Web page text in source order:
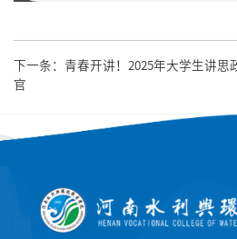
下一条： 青春开讲！2025年大学生讲思
官